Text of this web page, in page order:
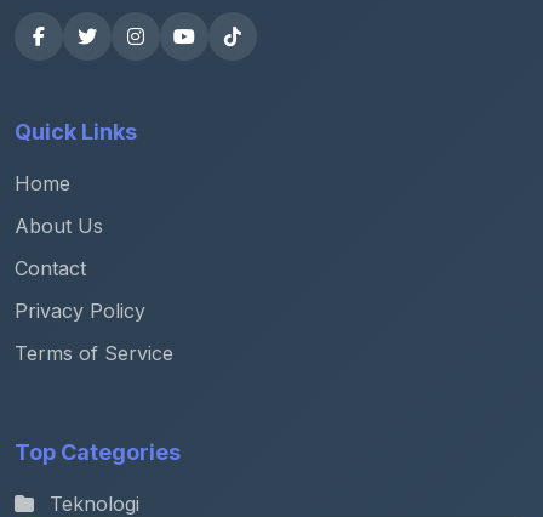
Quick Links
Home
About Us
Contact
Privacy Policy
Terms of Service
Top Categories
Teknologi